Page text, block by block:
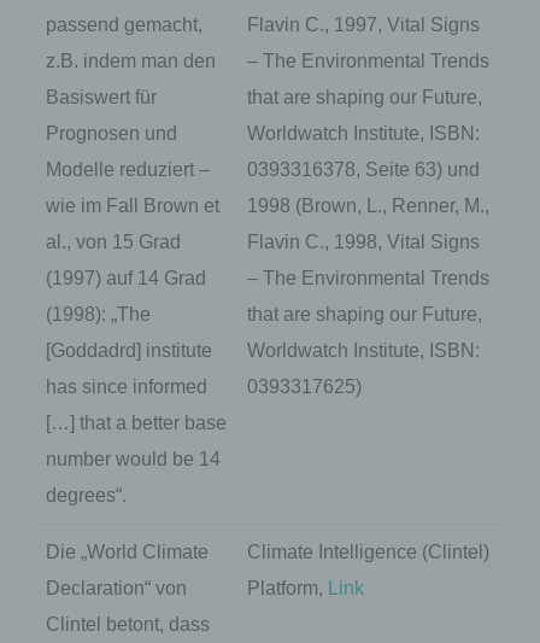
passend gemacht,
z.B. indem man den
Basiswert für
Prognosen und
Modelle reduziert –
wie im Fall Brown et
al., von 15 Grad
(1997) auf 14 Grad
(1998): „The
[Goddadrd] institute
has since informed
[…] that a better base
number would be 14
degrees“.
Flavin C., 1997, Vital Signs
– The Environmental Trends
that are shaping our Future,
Worldwatch Institute, ISBN:
0393316378, Seite 63) und
1998 (Brown, L., Renner, M.,
Flavin C., 1998, Vital Signs
– The Environmental Trends
that are shaping our Future,
Worldwatch Institute, ISBN:
0393317625)
Die „World Climate
Declaration“ von
Clintel betont, dass
Climate Intelligence (Clintel)
Platform,
Link